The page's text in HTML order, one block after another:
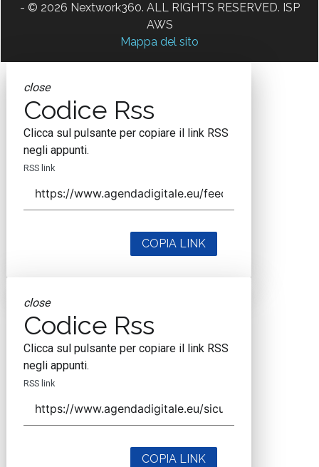
- © 2026 Nextwork360. ALL RIGHTS RESERVED. ISP
AWS
Mappa del sito
close
Codice Rss
Clicca sul pulsante per copiare il link RSS
negli appunti.
RSS link
COPIA LINK
close
Codice Rss
Clicca sul pulsante per copiare il link RSS
negli appunti.
RSS link
COPIA LINK